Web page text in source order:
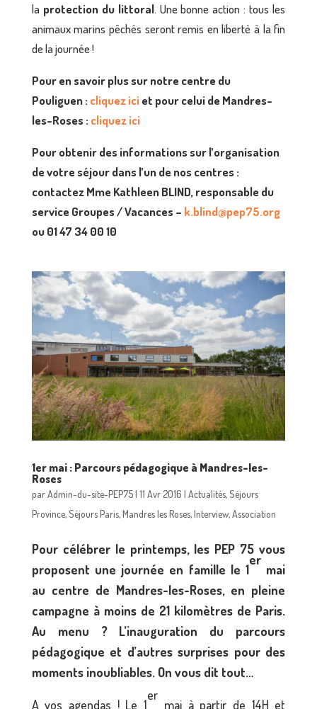
la protection du littoral. Une bonne action : tous les
animaux marins pêchés seront remis en liberté à la fin
de la journée !
Pour en savoir plus sur notre centre du
Pouliguen : cliquez iciet pourcelui de Mandres-
les-Roses : cliquez ici
Pour obtenir des informations sur l’organisation
de votre séjour dans l’un de nos centres :
contactez Mme Kathleen BLIND, responsable du
service Groupes / Vacances – k.blind@pep75.org
ou 01 47 34 00 10
1er mai : Parcours pédagogique à Mandres-les-
Roses
parAdmin-du-site-PEP75| 11 Avr 2016 | Actualités, Séjours
Province, Séjours Paris,Mandres les Roses,Interview,Association
Pour célébrer le printemps, les PEP 75 vous
proposent une journée en famille le 1
er
mai
au centre de Mandres-les-Roses, en pleine
campagne à moins de 21 kilomètres de Paris.
Au menu ? L’inauguration du parcours
pédagogique et d’autres surprises pour des
moments inoubliables. On vous dit tout…
A vos agendas ! Le 1
er
mai à partir de 14H et